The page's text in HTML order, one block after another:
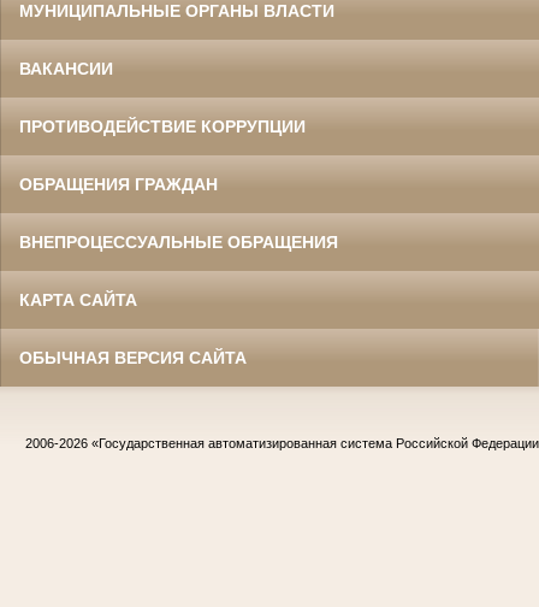
МУНИЦИПАЛЬНЫЕ ОРГАНЫ ВЛАСТИ
ВАКАНСИИ
ПРОТИВОДЕЙСТВИЕ КОРРУПЦИИ
ОБРАЩЕНИЯ ГРАЖДАН
ВНЕПРОЦЕССУАЛЬНЫЕ ОБРАЩЕНИЯ
КАРТА САЙТА
ОБЫЧНАЯ ВЕРСИЯ САЙТА
2006-2026 «Государственная автоматизированная система Российской